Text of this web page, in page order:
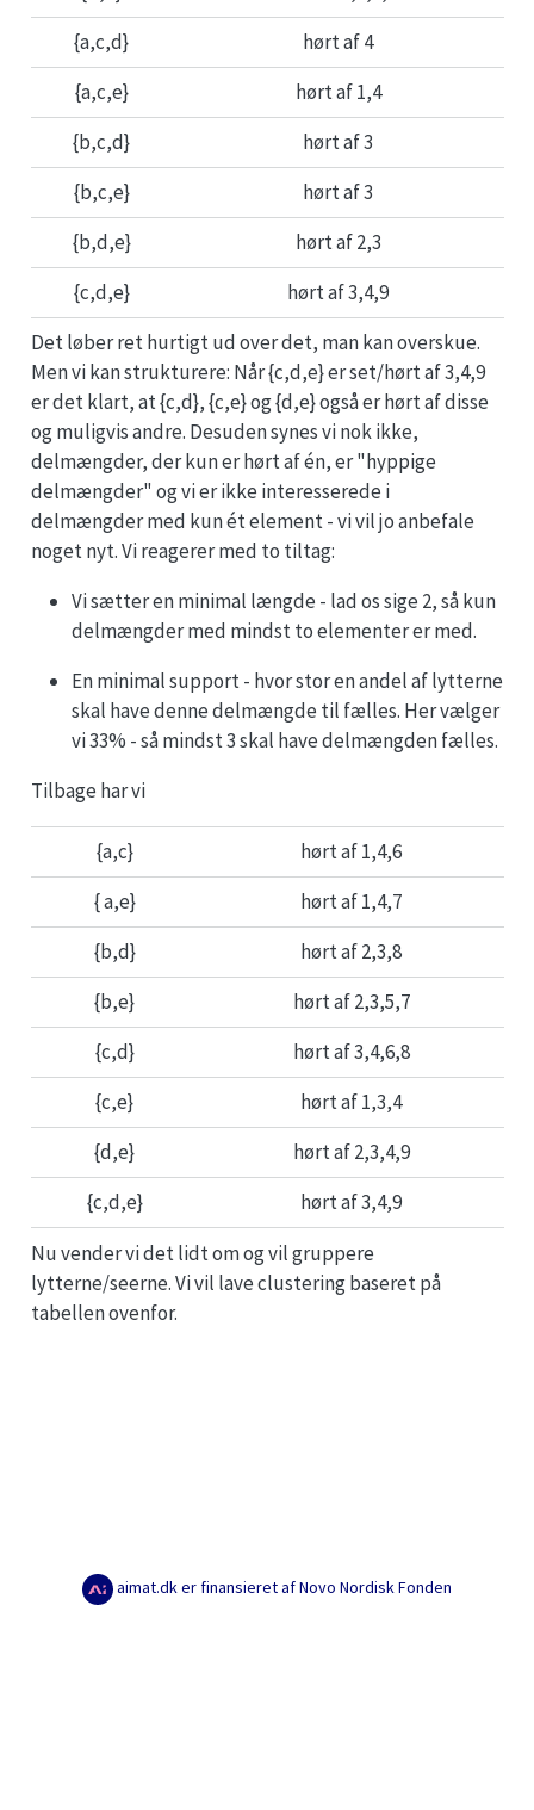
{a,c,d}
hørt af 4
{a,c,e}
hørt af 1,4
{b,c,d}
hørt af 3
{b,c,e}
hørt af 3
{b,d,e}
hørt af 2,3
{c,d,e}
hørt af 3,4,9
Det løber ret hurtigt ud over det, man kan overskue.
Men vi kan strukturere: Når {c,d,e} er set/hørt af 3,4,9
er det klart, at {c,d}, {c,e} og {d,e} også er hørt af disse
og muligvis andre. Desuden synes vi nok ikke,
delmængder, der kun er hørt af én, er "hyppige
delmængder" og vi er ikke interesserede i
delmængder med kun ét element - vi vil jo anbefale
noget nyt. Vi reagerer med to tiltag:
Vi sætter en minimal længde - lad os sige 2, så kun
delmængder med mindst to elementer er med.
En minimal support - hvor stor en andel af lytterne
skal have denne delmængde til fælles. Her vælger
vi 33% - så mindst 3 skal have delmængden fælles.
Tilbage har vi
{a,c}
hørt af 1,4,6
{ a,e}
hørt af 1,4,7
{b,d}
hørt af 2,3,8
{b,e}
hørt af 2,3,5,7
{c,d}
hørt af 3,4,6,8
{c,e}
hørt af 1,3,4
{d,e}
hørt af 2,3,4,9
{c,d,e}
hørt af 3,4,9
Nu vender vi det lidt om og vil gruppere
lytterne/seerne. Vi vil lave clustering baseret på
tabellen ovenfor.
aimat.dk er finansieret af Novo Nordisk Fonden